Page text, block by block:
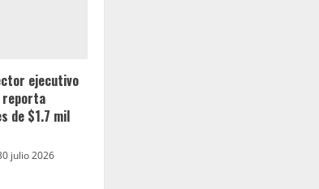
ejecutivo
reporta
de $1.7 mil
julio 2026